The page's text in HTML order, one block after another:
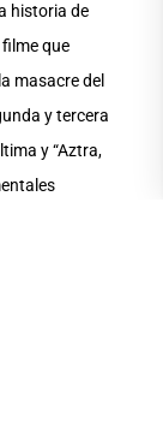
historia de
que
masacre del
y tercera
y “Aztra,